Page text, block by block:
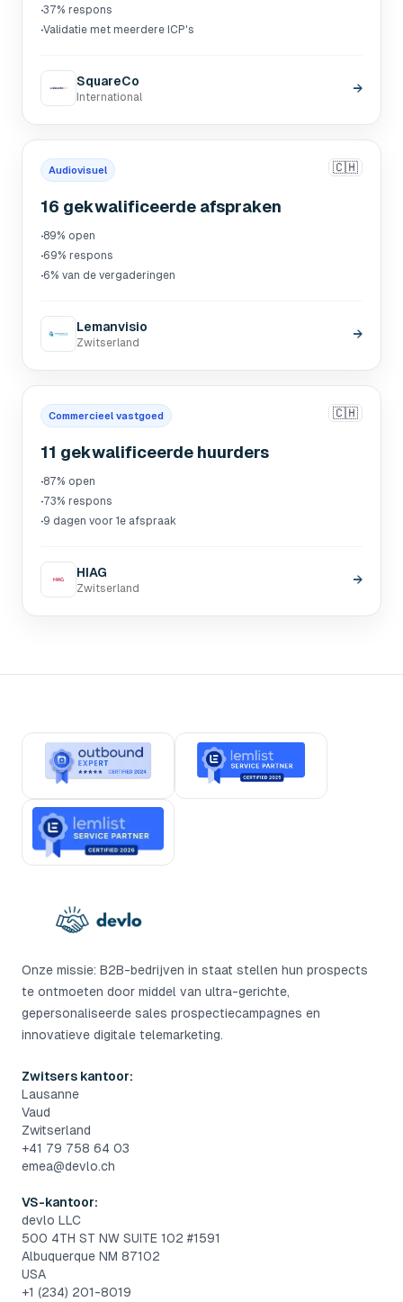
·37% respons
·Validatie met meerdere ICP's
SquareCo
International
→
Audiovisuel 🇨🇭
16 gekwalificeerde afspraken
·89% open
·69% respons
·6% van de vergaderingen
Lemanvisio
Zwitserland
→
Commercieel vastgoed 🇨🇭
11 gekwalificeerde huurders
·87% open
·73% respons
·9 dagen voor 1e afspraak
HIAG
Zwitserland
→
Onze missie: B2B-bedrijven in staat stellen hun prospects
te ontmoeten door middel van ultra-gerichte,
gepersonaliseerde sales prospectiecampagnes en
innovatieve digitale telemarketing.
Zwitsers kantoor:
Lausanne
Vaud
Zwitserland
+41 79 758 64 03
emea@devlo.ch
VS-kantoor:
devlo LLC
500 4TH ST NW SUITE 102 #1591
Albuquerque NM 87102
USA
+1 (234) 201-8019